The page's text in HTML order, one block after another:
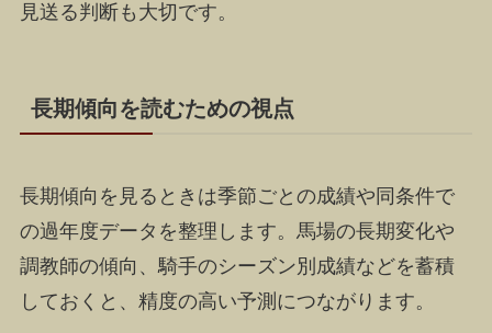
見送る判断も大切です。
長期傾向を読むための視点
長期傾向を見るときは季節ごとの成績や同条件で
の過年度データを整理します。馬場の長期変化や
調教師の傾向、騎手のシーズン別成績などを蓄積
しておくと、精度の高い予測につながります。